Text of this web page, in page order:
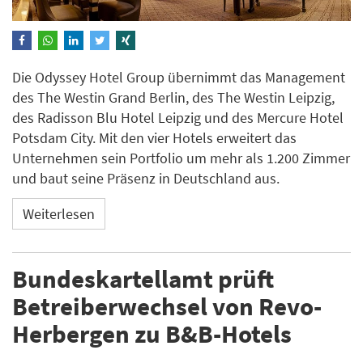
Die Odyssey Hotel Group übernimmt das Management
des The Westin Grand Berlin, des The Westin Leipzig,
des Radisson Blu Hotel Leipzig und des Mercure Hotel
Potsdam City. Mit den vier Hotels erweitert das
Unternehmen sein Portfolio um mehr als 1.200 Zimmer
und baut seine Präsenz in Deutschland aus.
Weiterlesen
Bundeskartellamt prüft
Betreiberwechsel von Revo-
Herbergen zu B&B-Hotels